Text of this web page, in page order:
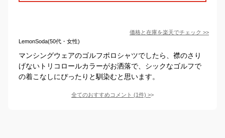
価格と在庫を楽天でチェック >>
LemonSoda(50代・女性)
マンシングウェアのゴルフポロシャツでしたら、襟のさり
げないトリコロールカラーがお洒落で、シックなゴルフで
の着こなしにぴったりと馴染むと思います。
全てのおすすめコメント (1件) >